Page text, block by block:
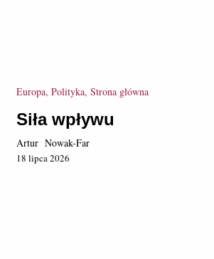
Europa, Polityka, Strona główna
Siła wpływu
Artur Nowak-Far
18 lipca 2026